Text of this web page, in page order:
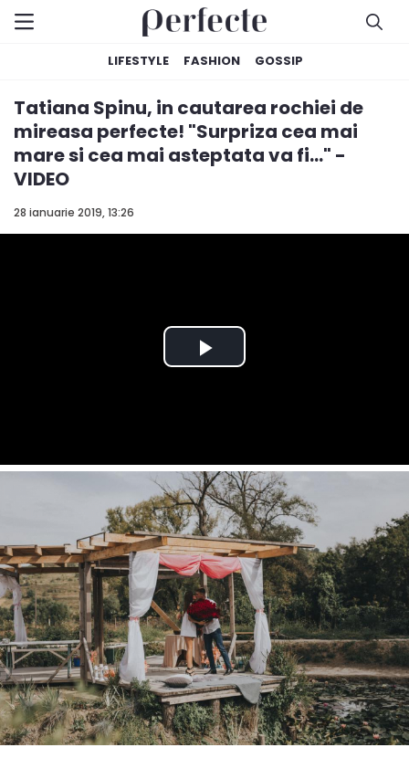
LIFESTYLE FASHION GOSSIP
28 ianuarie 2019, 13:26
Tatiana Spinu, in cautarea rochiei de
mireasa perfecte! "Surpriza cea mai
mare si cea mai asteptata va fi..." -
VIDEO